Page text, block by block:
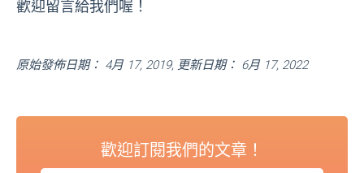
歡迎留言給我們喔！
原始發佈日期： 4月 17, 2019, 更新日期： 6月 17, 2022
歡迎訂閱我們的文章！